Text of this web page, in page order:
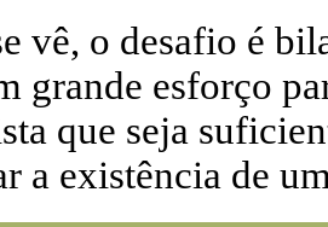
vê, o desafio é
grande esforço
que seja
a existência de